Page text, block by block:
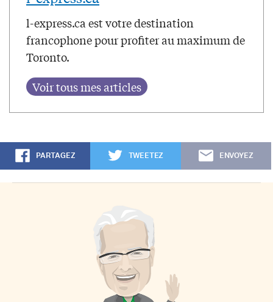
l-express.ca est votre destination
francophone pour profiter au maximum de
Toronto.
PARTAGEZ TWEETEZ ENVOYEZ